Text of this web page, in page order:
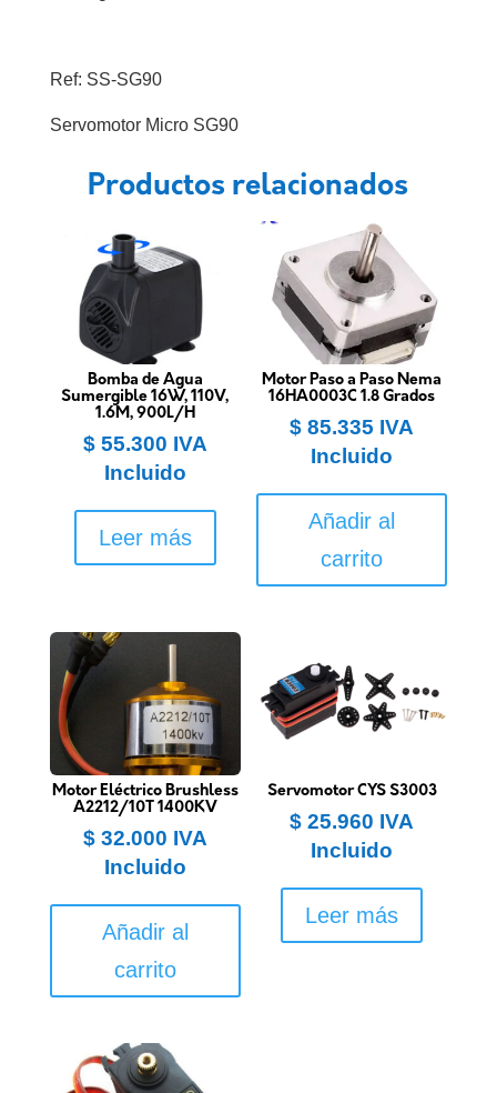
Ref: SS-SG90
Servomotor Micro SG90
Productos relacionados
Bomba de Agua
Sumergible 16W, 110V,
1.6M, 900L/H
$55.300 IVA
Incluido
Leer más
Motor Paso a Paso Nema
16HA0003C 1.8 Grados
$ 85.335 IVA
Incluido
Añadir al
carrito
Motor Eléctrico Brushless
A2212/10T 1400KV
$32.000 IVA
Incluido
Añadir al
carrito
Servomotor CYS S3003
$ 25.960 IVA
Incluido
Leer más